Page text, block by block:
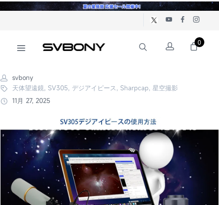
0
svbony
天体望遠鏡, SV305, デジアイピース, Sharpcap, 星空撮影
11月 27, 2025